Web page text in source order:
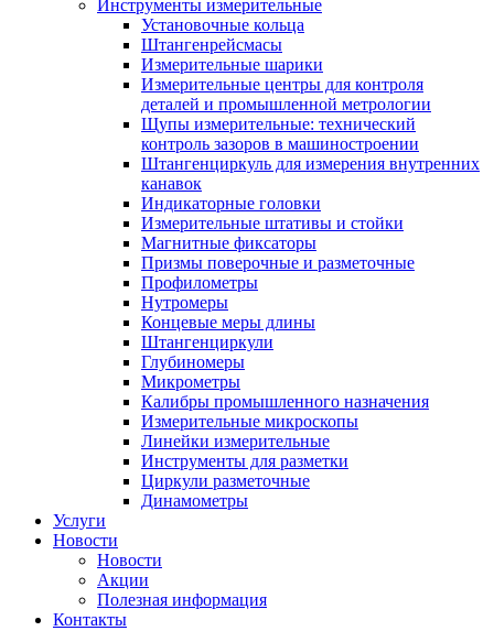
Инструменты измерительные
Установочные кольца
Штангенрейсмасы
Измерительные шарики
Измерительные центры для контроля
деталей и промышленной метрологии
Щупы измерительные: технический
контроль зазоров в машиностроении
Штангенциркуль для измерения внутренних
канавок
Индикаторные головки
Измерительные штативы и стойки
Магнитные фиксаторы
Призмы поверочные и разметочные
Профилометры
Нутромеры
Концевые меры длины
Штангенциркули
Глубиномеры
Микрометры
Калибры промышленного назначения
Измерительные микроскопы
Линейки измерительные
Инструменты для разметки
Циркули разметочные
Динамометры
Услуги
Новости
Новости
Акции
Полезная информация
Контакты